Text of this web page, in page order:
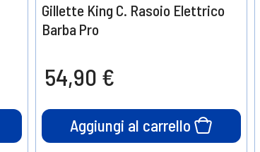
Gillette King C. Rasoio Elettrico
Barba Pro
54,90 €
Aggiungi al carrello